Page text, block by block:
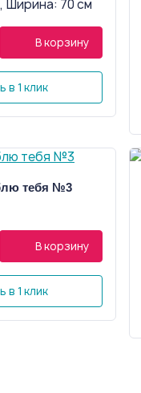
Ширина: 70 см
В корзину
в 1 клик
тебя №3
В корзину
в 1 клик